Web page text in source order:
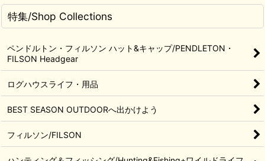
特集/Shop Collections
ペンドルトン・フィルソン ハット&キャップ/PENDLETON・
FILSON Headgear
ログハウスライフ・用品
BEST SEASON OUTDOORへ出かけよう
フィルソン/FILSON